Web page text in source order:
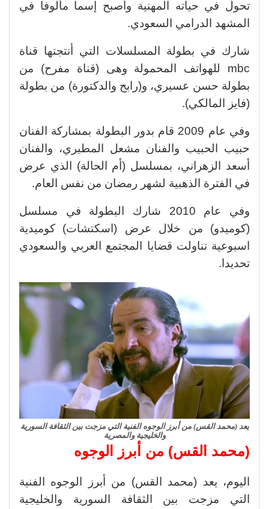
تحول في حياته المهنية وأصبح إسما مألوفا في
المشهد الدرامي السعودي.
شارك في بطولة المسلسلات التي أنتجتها قناة
mbc للهواتف المحمولة وهى (قناة مفرح) من
بطولة حسن عسيري، و(رابح والدكتورة) من بطولة
(فايز المالكي).
وفي عام 2009 قام بدور البطولة بمشاركة الفنان
حبيب الحبيب والفنان مشعل المطيري، والفنان
أسعد الزهراني، بمسلسل (أم الحالة) الذي عرض
في الفترة الذهبية لشهر رمضان من نفس العام.
وفي عام 2010 شارك البطولة في مسلسل
(كوميدو) من خلال عرض (اسكتشات) كوميدية
اسبوعية تناولت قضايا المجتمع العربي والسعودي
تحديدا.
يعد (محمد القس) من أبرز الوجوه الفنية التي مزجت بين الثقافة السورية
والخليجية والمصرية
(محمد القس) من أبرز الوجوه
اليوم، يعد (محمد القس) من أبرز الوجوه الفنية
التي مزجت بين الثقافة السورية والخليجية